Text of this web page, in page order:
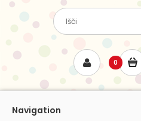
0
Navigation